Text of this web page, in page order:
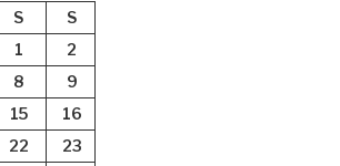
S
S
1
2
8
9
15
16
22
23